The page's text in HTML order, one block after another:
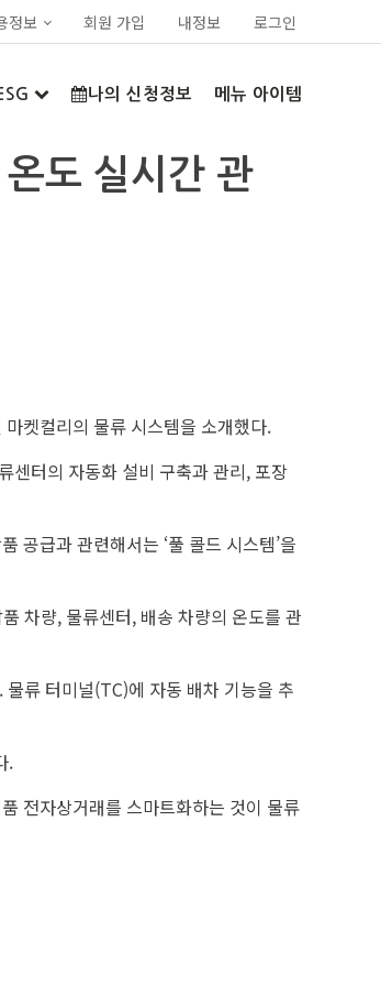
정보 회원 가입 내정보 로그인
나의 신청정보 메뉴 아이템
도 실시간 관
켓컬리의 물류 시스템을 소개했다.
센터의 자동화 설비 구축과 관리, 포장
급과 관련해서는 ‘풀 콜드 시스템’을
차량, 물류센터, 배송 차량의 온도를 관
류 터미널(TC)에 자동 배차 기능을 추
.
전자상거래를 스마트화하는 것이 물류